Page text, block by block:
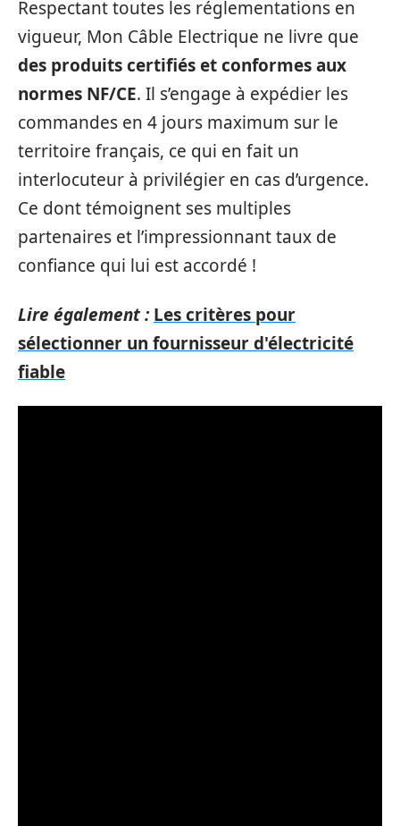
Respectant toutes les réglementations en
vigueur, Mon Câble Electrique ne livre que
des produits certifiés et conformes aux
normes NF/CE. Il s’engage à expédier les
commandes en 4 jours maximum sur le
territoire français, ce qui en fait un
interlocuteur à privilégier en cas d’urgence.
Ce dont témoignent ses multiples
partenaires et l’impressionnant taux de
confiance qui lui est accordé !
Lire également : Les critères pour
sélectionner un fournisseur d'électricité
fiable